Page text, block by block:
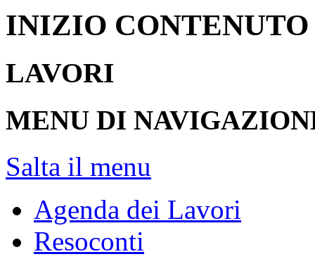
INIZIO CONTENUTO
LAVORI
MENU DI
Salta il menu
Agenda dei Lavori
Resoconti